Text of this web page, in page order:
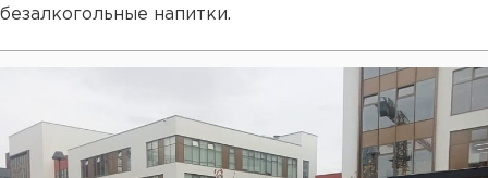
безалкогольные напитки.